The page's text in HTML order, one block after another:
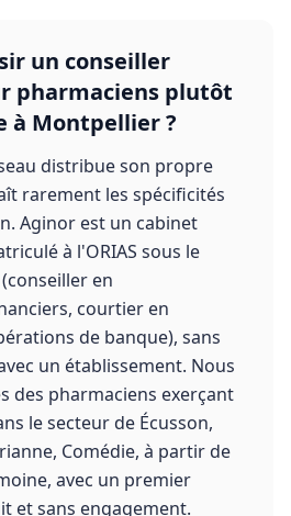
un conseiller
pharmaciens plutôt
à Montpellier ?
distribue son propre
rarement les spécificités
Aginor est un cabinet
à l'ORIAS sous le
en
courtier en
de banque), sans
un établissement. Nous
des pharmaciens exerçant
le secteur de Écusson,
Comédie, à partir de
avec un premier
et sans engagement.